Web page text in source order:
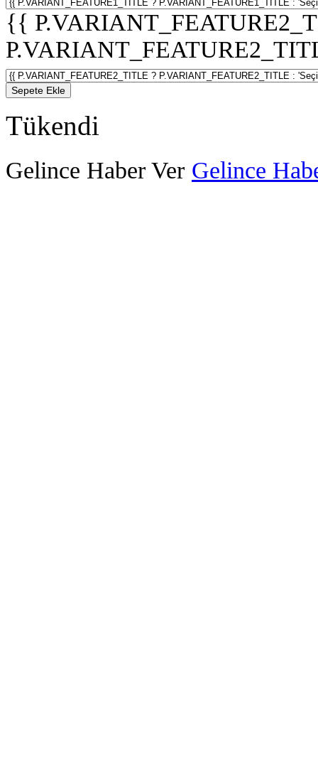
{{
Sepete Ekle
Tükendi
Gelince Haber Ver Gelince